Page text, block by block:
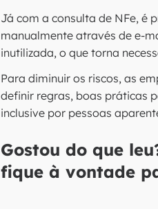
Já com a consulta de NFe, é
manualmente através de e-
inutilizada, o que torna
Para diminuir os riscos, as
definir regras, boas práticas
inclusive por pessoas
Gostou do que
fique à vontade